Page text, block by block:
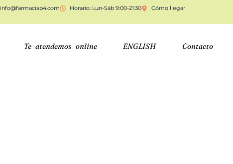
info@farmaciap4.com Horario: Lun-Sáb 9:00-21:30 Cómo llegar
Te atendemos online ENGLISH Contacto